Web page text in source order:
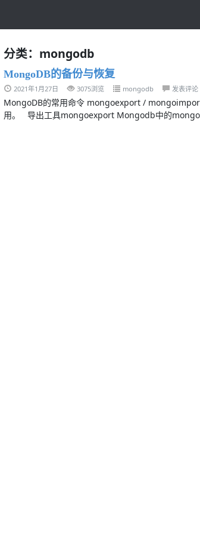
分类：mongodb
MongoDB的备份与恢复
2021年1月27日 3075浏览 mongodb 发表评论
MongoDB的常用命令 mongoexport /
用。 导出工具mongoexport Mongodb中的